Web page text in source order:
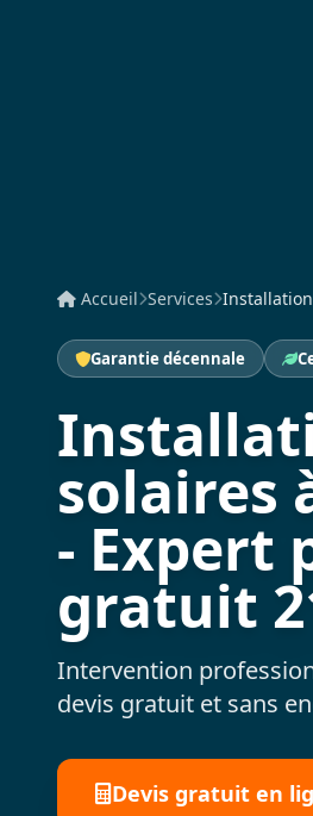
Accueil Services
Garantie décennale
solaires
- Expert
gratuit
Intervention
devis gratuit et sans
Devis gratuit en